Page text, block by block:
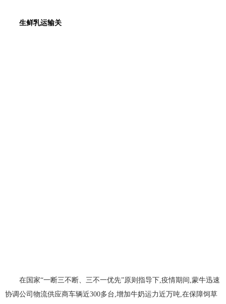
生鲜乳运输关
在国家“一断三不断、三不一优先”原则指导下,疫情期间,蒙牛迅速
协调公司物流供应商车辆近300多台,增加牛奶运力近万吨,在保障饲草